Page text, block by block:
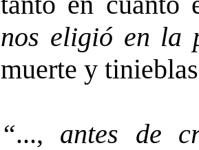
nos eligió en la
muerte y
“..., antes de